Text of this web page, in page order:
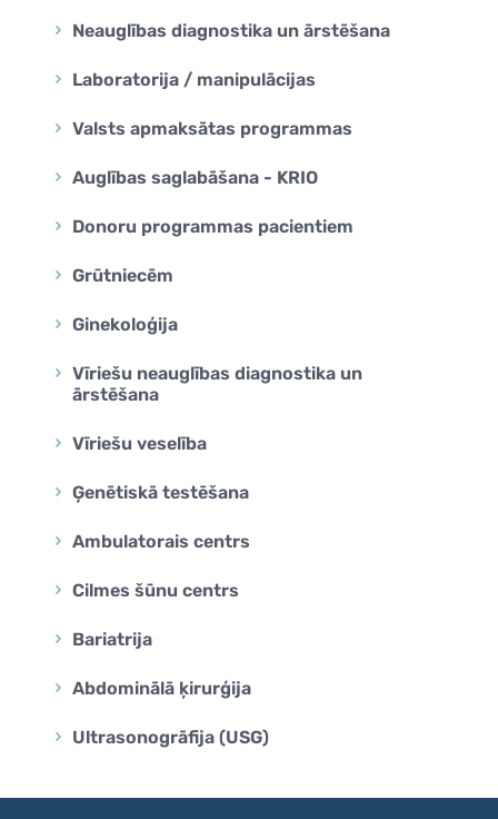
Neauglības diagnostika un ārstēšana
Laboratorija / manipulācijas
Valsts apmaksātas programmas
Auglības saglabāšana - KRIO
Donoru programmas pacientiem
Grūtniecēm
Ginekoloģija
Vīriešu neauglības diagnostika un
ārstēšana
Vīriešu veselība
Ģenētiskā testēšana
Ambulatorais centrs
Cilmes šūnu centrs
Bariatrija
Abdominālā ķirurģija
Ultrasonogrāfija (USG)